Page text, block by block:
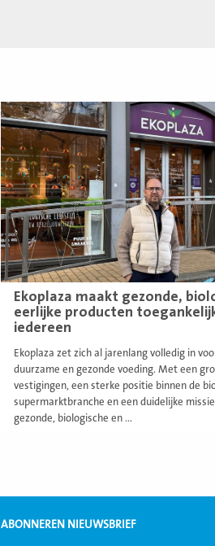
Ekoplaza maakt gezonde,
eerlijke producten
iedereen
Ekoplaza zet zich al jarenlang volledig in
duurzame en gezonde voeding. Met een
vestigingen, een sterke positie binnen de
supermarktbranche en een duidelijke
gezonde, biologische en ...
Lees
meer
ABONNEREN NIEUWSBRIEF